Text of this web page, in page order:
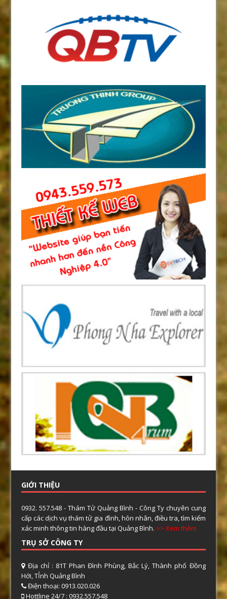
GIỚI THIỆU
0932. 557.548 - Thám Tử Quảng Bình - Công Ty chuyên cung
cấp các dịch vụ thám tử gia đình, hôn nhân, điều tra, tìm kiếm
xác minh thông tin hàng đầu tại Quảng Bình. >> Xem thêm
TRỤ SỞ CÔNG TY
Địa chỉ : 81T Phan Đình Phùng, Bắc Lý, Thành phố Đồng
Hới, TỈnh Quảng Bình
Điện thoại: 0913.020.026
Hottline 24/7 : 0932.557.548